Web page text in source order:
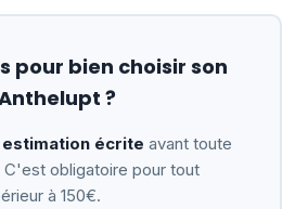
pour bien choisir son
?
estimation écrite avant toute
C'est obligatoire pour tout
à 150€.